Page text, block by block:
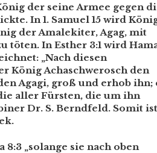
der seine Armee gegen
In 1. Samuel 15 wird
der Amalekiter, Agag, mit
töten. In Esther 3:1 wird
„Nach diesen
König Achaschwerosch den
Agagi, groß und erhob ihn;
aller Fürsten, die um ihn
Dr. S. Berndfeld. Somit ist
8:3 „solange sie nach oben